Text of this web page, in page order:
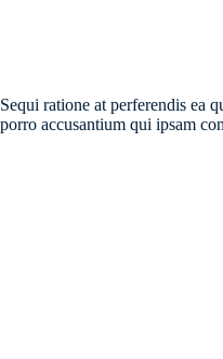
Sequi ratione at perferendis ea
porro accusantium qui ipsam